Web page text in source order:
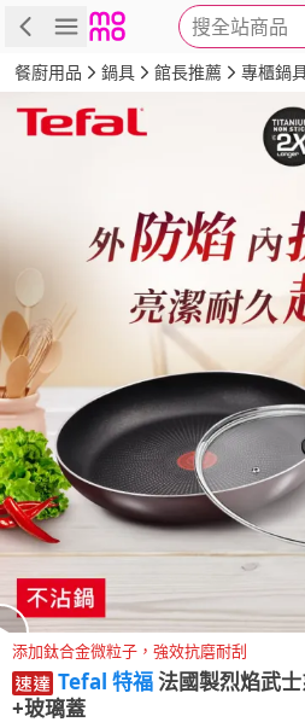
搜全站商品
商品 評價 詳情
餐廚用品 鍋具 館長推薦 專櫃鍋
添加鈦合金微粒子，強效抗磨耐刮
Tefal 特福法國製烈焰武
+玻璃蓋